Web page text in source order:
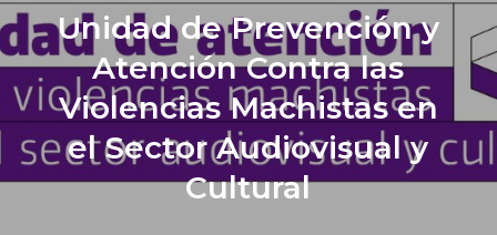
Unidad de Prevención y
Atención Contra las
Violencias Machistas en
el Sector Audiovisual y
Cultural